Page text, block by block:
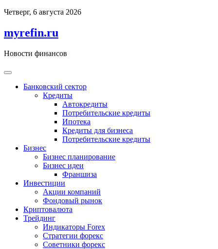
Перейти
содержимому
Четверг, 6 августа 2026
myrefin.ru
Новости финансов
Банковский сектор
Кредиты
Автокредиты
Потребительские кредиты
Ипотека
Кредиты для бизнеса
Потребительские кредиты
Бизнес
Бизнес планирование
Бизнес идеи
Франшиза
Инвестиции
Акции компаний
Фондовый рынок
Криптовалюта
Трейдинг
Индикаторы Forex
Стратегии форекс
Советники форекс